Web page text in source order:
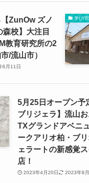
学び/
ZunOw ズノ
森校】大注目
教育研究所の2
/流山市）
6月11日
5月25日オープン予
ブリジェラ】流山
TXグランドアベニ
ークアリオ柏・ブ
ェラートの新感覚
店！
2023年4月20日 2023年8